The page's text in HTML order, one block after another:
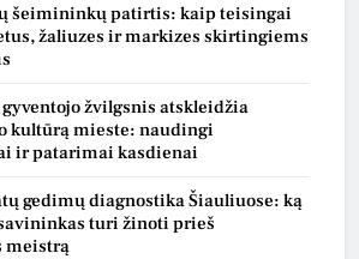
šeimininkų patirtis: kaip teisingai
žaliuzes ir markizes skirtingiems
žvilgsnis atskleidžia
kultūrą mieste: naudingi
ir patarimai kasdienai
gedimų diagnostika Šiauliuose: ką
turi žinoti prieš
meistrą